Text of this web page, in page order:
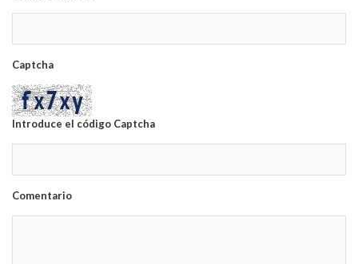
Captcha
Introduce el código Captcha
Comentario